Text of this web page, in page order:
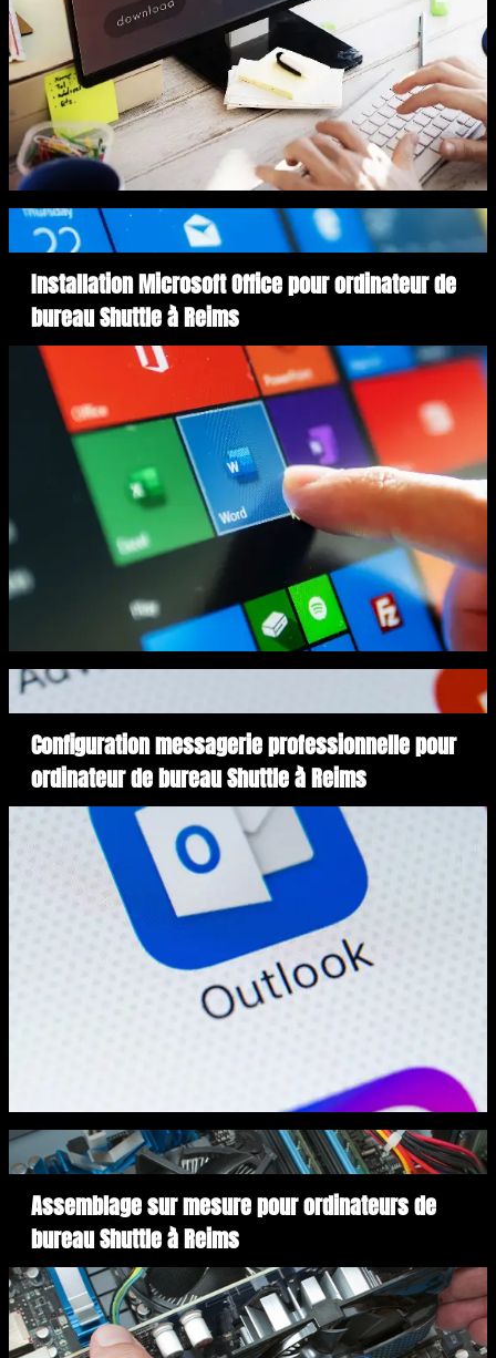
Installation Microsoft Office pour ordinateur de
bureau Shuttle à Reims
Configuration messagerie professionnelle pour
ordinateur de bureau Shuttle à Reims
Assemblage sur mesure pour ordinateurs de
bureau Shuttle à Reims